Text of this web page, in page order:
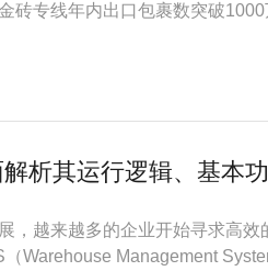
砖专线年内出口包裹数突破
析其运行逻辑、基本
，越来越多的企业开始寻求高
Warehouse Management